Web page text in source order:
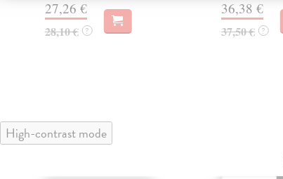
27,26 €
28,10 € ?
36,38 €
37,50 € ?
High-contrast mode